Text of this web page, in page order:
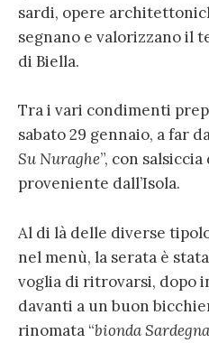
sardi, opere
segnano e valorizzano il
di Biella.
Tra i vari condimenti
sabato 29 gennaio, a far
Su Nuraghe”, con
proveniente dall’Isola.
Al di là delle diverse
nel menù, la serata è
voglia di ritrovarsi, dopo
davanti a un buon
rinomata “bionda Sardegna